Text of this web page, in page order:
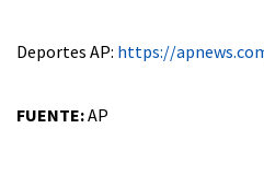
Deportes AP: https://
FUENTE:AP